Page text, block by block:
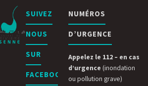
terrain
publications
SUIVEZ
NOUS
SUR
FACEBOOK
NUMÉROS
D’URGENCE
Appelez le 112 – en cas
d’urgence (inondation
ou pollution grave)